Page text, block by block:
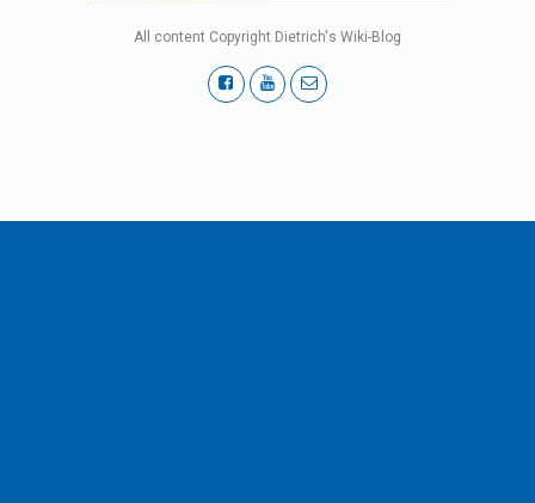
All content Copyright Dietrich's Wiki-Blog